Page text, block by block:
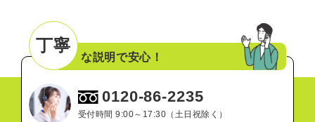
丁寧
な説明で安心！
0120-86-2235
受付時間 9:00～17:30（土日祝除く）